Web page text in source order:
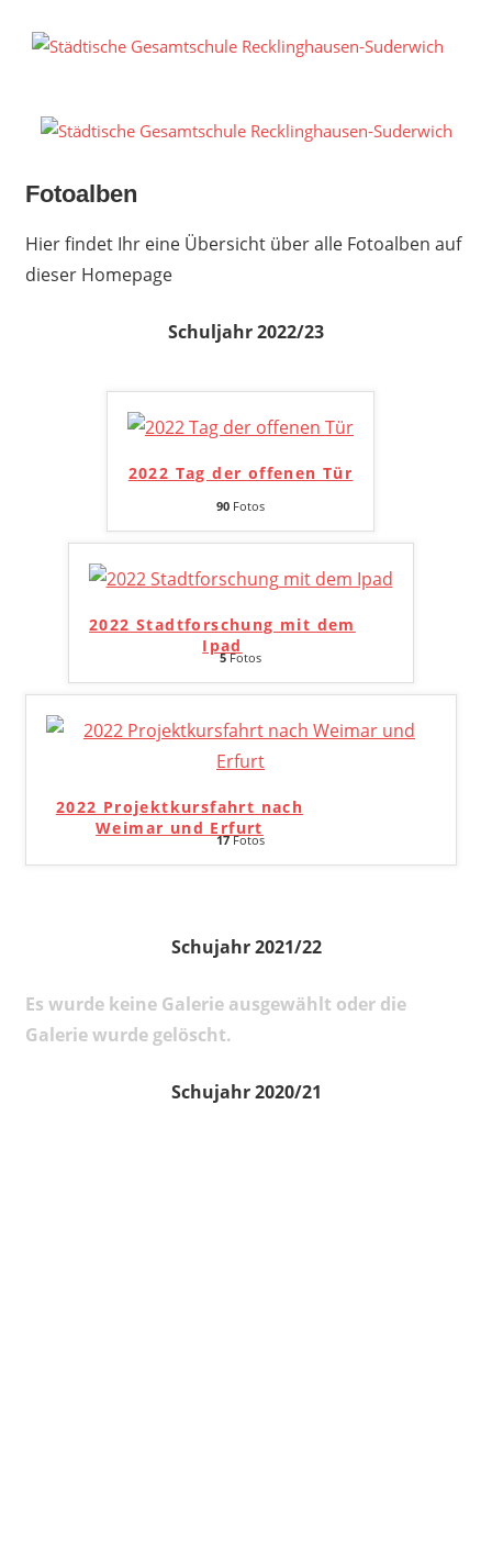
Inhalt
Fotoalben
Hier findet Ihr eine Übersicht über alle Fotoalben auf
dieser Homepage
Schuljahr 2022/23
2022 Tag der offenen Tür
90 Fotos
2022 Stadtforschung mit dem
Ipad
5Fotos
2022 Projektkursfahrt nach
Weimar und Erfurt
17Fotos
Schujahr 2021/22
Es wurde keine Galerie ausgewählt oder die
Galerie wurde gelöscht.
Schujahr 2020/21